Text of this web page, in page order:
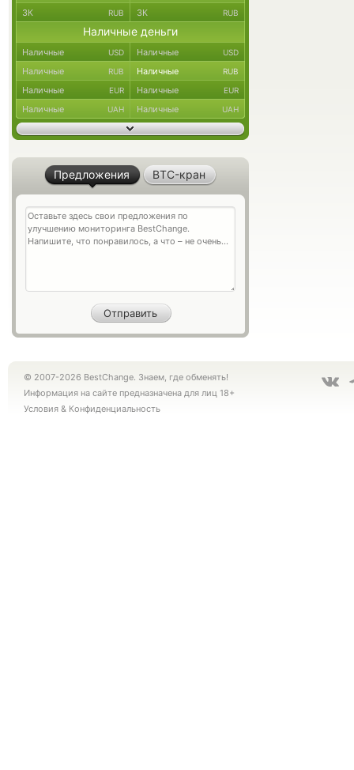
ЗК RUB ЗК RUB
Наличные деньги
Наличные USD Наличные USD
Наличные RUB Наличные RUB
Наличные EUR Наличные EUR
Наличные UAH Наличные UAH
Предложения BTC-кран
© 2007-2026 BestChange. Знаем, где обменять!
Информация на сайте предназначена для лиц 18+
Условия & Конфиденциальность